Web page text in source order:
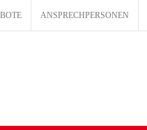
ANSPRECHPERSONEN